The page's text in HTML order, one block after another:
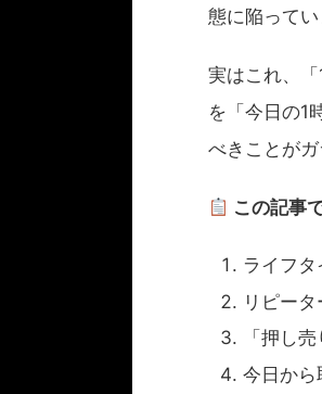
態に陥ってい
実はこれ、
を「今日の1
べきことが
この記事
ライフ
リピー
「押し
今日から